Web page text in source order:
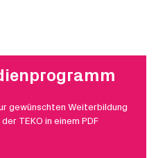
gewünschten Weiterbildung
TEKO in einem PDF